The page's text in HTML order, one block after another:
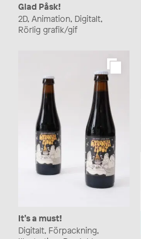
Glad Påsk!
2D, Animation, Digitalt,
Rörlig grafik/gif
It’s a must!
Digitalt, Förpackning,